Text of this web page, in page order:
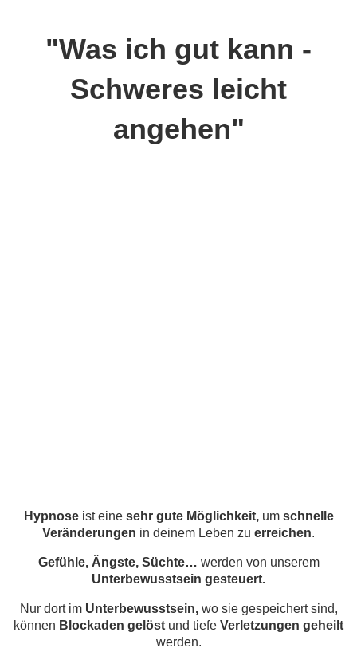
"Was ich gut kann -
Schweres leicht
angehen"
Hypnoseist eine sehr gute Möglichkeit,um schnelle
Veränderungen in deinem Leben zu erreichen.
Gefühle, Ängste, Süchte… werden von unserem
Unterbewusstsein gesteuert.
Nur dort im Unterbewusstsein,wo sie gespeichert sind,
können Blockaden gelöst und tiefe Verletzungen geheilt
werden.